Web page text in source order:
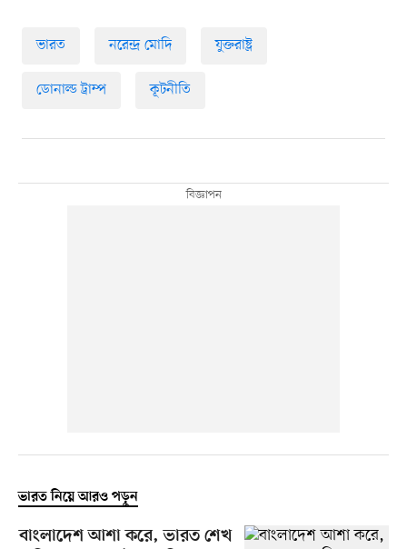
ভারত নরেন্দ্র মোদি যুক্তরাষ্ট্র
ডোনাল্ড ট্রাম্প কূটনীতি
ভারত নিয়ে আরও পড়ুন
বাংলাদেশ আশা করে, ভারত শেখ